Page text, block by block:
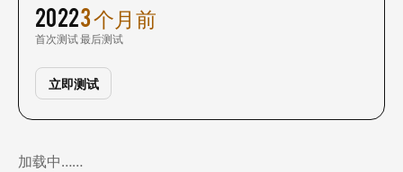
2022
首次测试
3 个月前
最后测试
立即测试
加载中……